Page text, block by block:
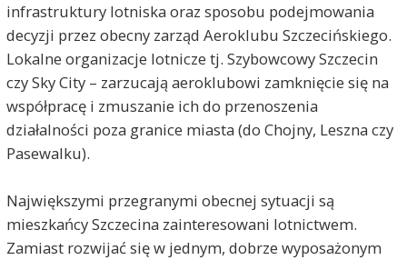
infrastruktury lotniska oraz sposobu podejmowania
decyzji przez obecny zarząd Aeroklubu Szczecińskiego.
Lokalne organizacje lotnicze tj. Szybowcowy Szczecin
czy Sky City – zarzucają aeroklubowi zamknięcie się na
współpracę i zmuszanie ich do przenoszenia
działalności poza granice miasta (do Chojny, Leszna czy
Pasewalku).
Największymi przegranymi obecnej sytuacji są
mieszkańcy Szczecina zainteresowani lotnictwem.
Zamiast rozwijać się w jednym, dobrze wyposażonym